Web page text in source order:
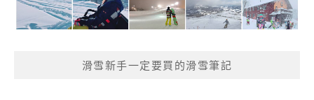
滑雪新手一定要買的滑雪筆記